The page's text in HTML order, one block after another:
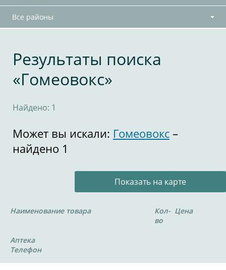
Все районы
Результаты поиска
«Гомеовокс»
Найдено: 1
Может вы искали: Гомеовокс –
найдено 1
Показать на карте
Наименование товара
Кол-
во
Цена
Аптека
Телефон